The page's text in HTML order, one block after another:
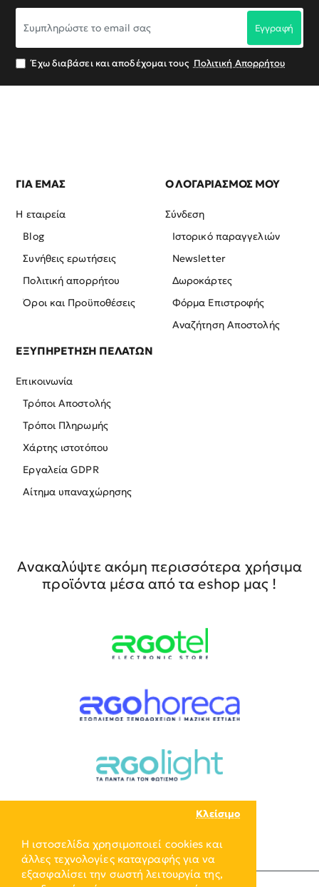
Η ιστοσελίδα χρησιμοποιεί cookies και
άλλες τεχνολογίες καταγραφής για να
εξασφαλίσει την σωστή λειτουργία της,
Κλείσιμο
το
σας
Εγγραφή
Έχω διαβάσει και αποδέχομαι τους Πολιτική Απορρήτου
ΓΙΑ ΕΜΑΣ
Η εταιρεία
Blog
Συνήθεις ερωτήσεις
Πολιτική απορρήτου
Όροι και Προϋποθέσεις
Ο ΛΟΓΑΡΙΑΣΜΟΣ ΜΟΥ
Σύνδεση
Ιστορικό παραγγελιών
Newsletter
Δωροκάρτες
Φόρμα Επιστροφής
Αναζήτηση Αποστολής
ΕΞΥΠΗΡΕΤΗΣΗ ΠΕΛΑΤΩΝ
Επικοινωνία
Τρόποι Αποστολής
Τρόποι Πληρωμής
Χάρτης ιστοτόπου
Εργαλεία GDPR
Αίτημα υπαναχώρησης
Ανακαλύψτε ακόμη περισσότερα χρήσιμα
προϊόντα μέσα από τα eshop μας !